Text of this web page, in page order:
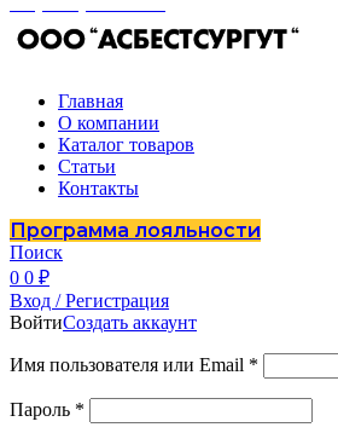
Главная
О компании
Каталог товаров
Статьи
Контакты
Программа лояльности
Поиск
0 0 ₽
Вход / Регистрация
ВойтиСоздать аккаунт
Имя пользователя или Email *
Пароль *